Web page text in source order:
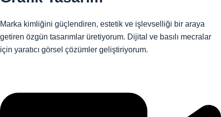
Marka kimliğini güçlendiren, estetik ve işlevselliği bir araya
getiren özgün tasarımlar üretiyorum. Dijital ve basılı mecralar
için yaratıcı görsel çözümler geliştiriyorum.